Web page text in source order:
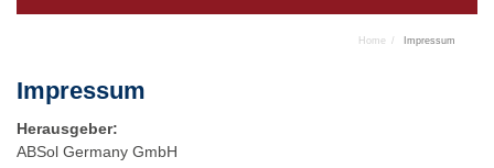
Home Impressum
Impressum
Herausgeber:
ABSol Germany GmbH